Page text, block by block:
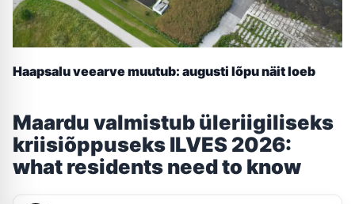
Haapsalu veearve muutub: augusti lõpu näit loeb
Maardu valmistub üleriigiliseks
kriisiõppuseks ILVES 2026:
what residents need to know